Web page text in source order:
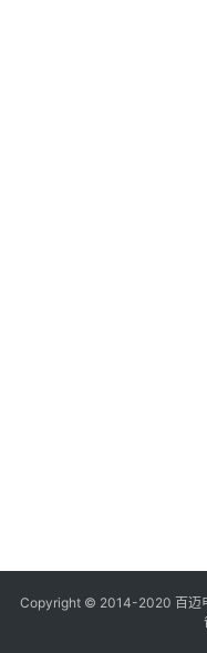
Copyright © 2014-2020 百迈